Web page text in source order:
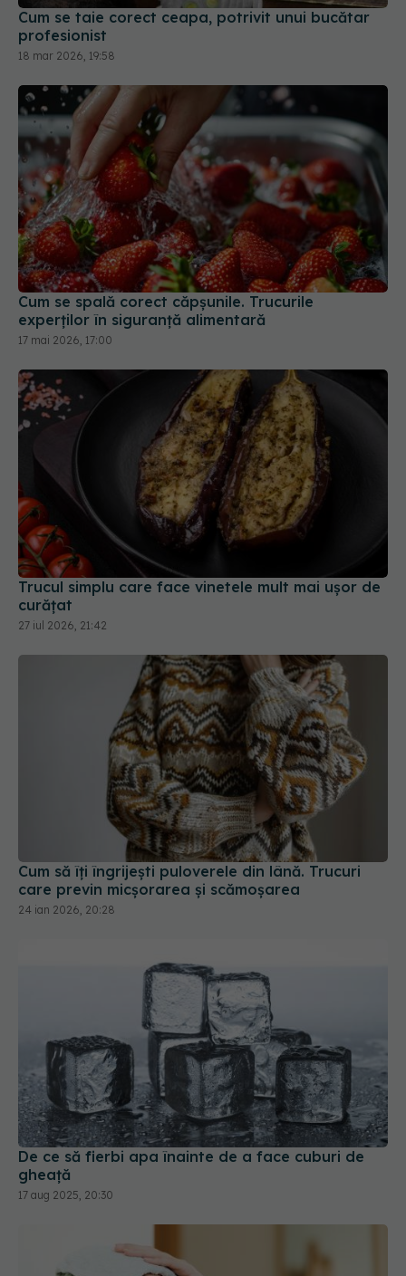
Cum se taie corect ceapa, potrivit unui bucătar
profesionist
18 mar 2026, 19:58
Cum se spală corect căpșunile. Trucurile
experților în siguranță alimentară
17 mai 2026, 17:00
Trucul simplu care face vinetele mult mai ușor de
curățat
27 iul 2026, 21:42
Cum să îți îngrijești puloverele din lână. Trucuri
care previn micșorarea și scămoșarea
24 ian 2026, 20:28
De ce să fierbi apa înainte de a face cuburi de
gheață
17 aug 2025, 20:30